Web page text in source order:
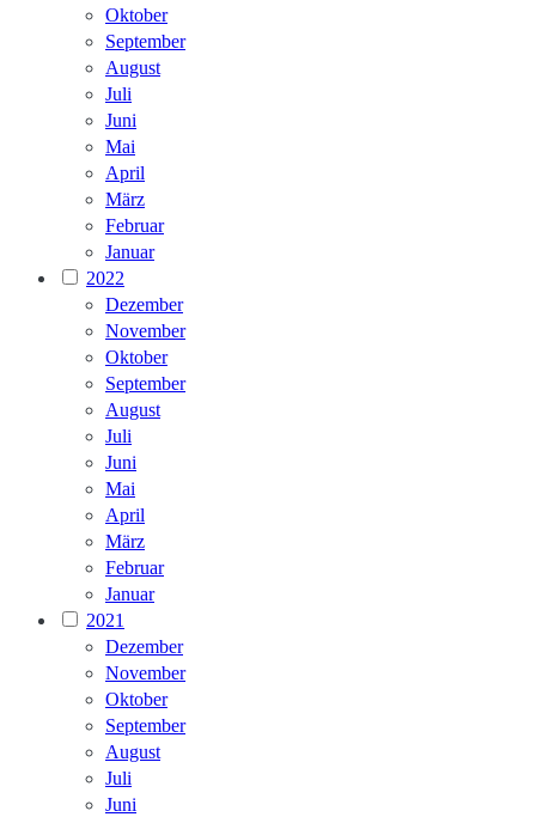
Oktober
September
August
Juli
Juni
Mai
April
März
Februar
Januar
2022
Dezember
November
Oktober
September
August
Juli
Juni
Mai
April
März
Februar
Januar
2021
Dezember
November
Oktober
September
August
Juli
Juni